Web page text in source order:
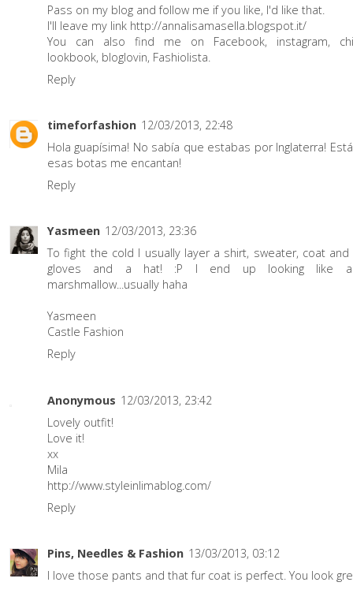
Pass on my blog and follow me if you like, I'd like that.
I'll leave my link http://annalisamasella.blogspot.it/
You can also find me on Facebook, instagram,
lookbook, bloglovin, Fashiolista.
Reply
timeforfashion 12/03/2013, 22:48
Hola guapísima! No sabía que estabas por Inglaterra!
esas botas me encantan!
Reply
Yasmeen 12/03/2013, 23:36
To fight the cold I usually layer a shirt, sweater, coat
gloves and a hat! :P I end up looking like
marshmallow...usually haha
Yasmeen
Castle Fashion
Reply
Anonymous 12/03/2013, 23:42
Lovely outfit!
Love it!
xx
Mila
http://www.styleinlimablog.com/
Reply
Pins, Needles & Fashion 13/03/2013, 03:12
I love those pants and that fur coat is perfect. You look